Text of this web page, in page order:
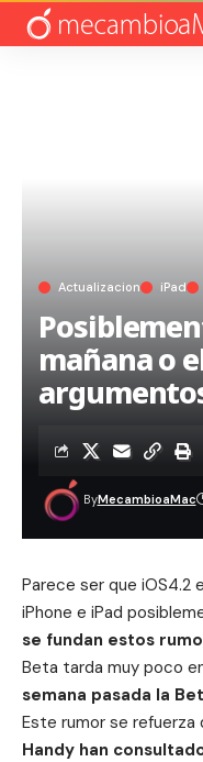
Actualizacion iPad
mañana o
ByMecambioaMac
Parece ser que iOS4.2
iPhone e iPad
se fundan estos
Beta tarda muy poco
semana pasada la
Este rumor se refuerza
Handy han